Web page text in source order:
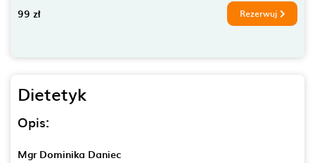
99 zł Rezerwuj
Dietetyk
Opis:
Mgr Dominika Daniec